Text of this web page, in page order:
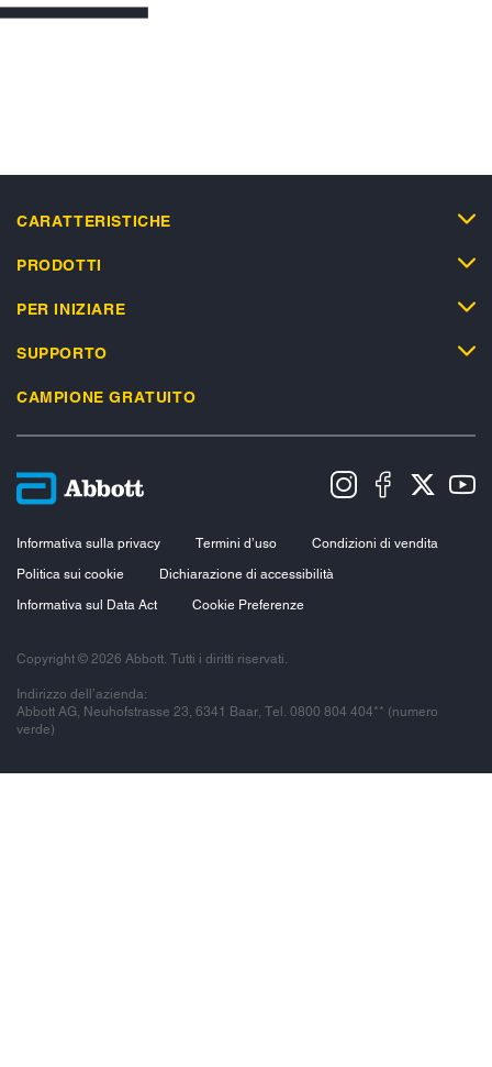
CARATTERISTICHE
PRODOTTI
PER INIZIARE
SUPPORTO
CAMPIONE GRATUITO
Informativa sulla privacy Termini d’uso
Condizioni di vendita
Politica sui cookie
Dichiarazione di accessibilità
Informativa sul Data Act
Cookie Preferenze
Copyright © 2026 Abbott. Tutti i diritti riservati.
Indirizzo dell’azienda:
Abbott AG, Neuhofstrasse 23, 6341 Baar, Tel. 0800 804 404** (numero
verde)